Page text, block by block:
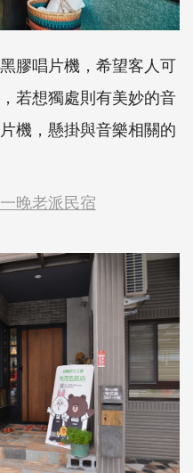
膠唱片機，希望客人可
若想獨處則有美妙的音
機，懸掛與音樂相關的
晚老派民宿